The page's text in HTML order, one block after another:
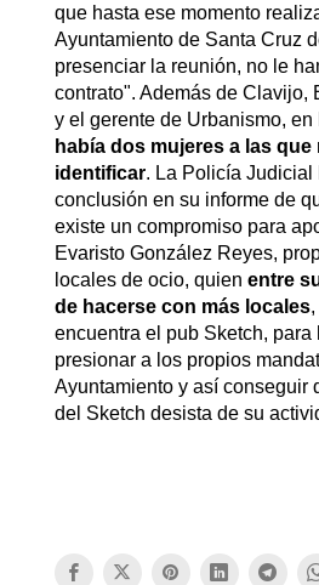
que hasta ese momento
Ayuntamiento de Santa Cruz
presenciar la reunión, no le
contrato". Además de Clavijo,
y el gerente de Urbanismo,
había dos mujeres a las
identificar. La Policía Judicial
conclusión en su informe de
existe un compromiso para
Evaristo González Reyes,
locales de ocio, quien entre
de hacerse con más locales,
encuentra el pub Sketch, para
presionar a los propios
Ayuntamiento y así conseguir
del Sketch desista de su